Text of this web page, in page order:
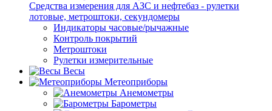
Средства измерения для АЗС и нефтебаз - рулетки
лотовые, метроштоки, секундомеры
Индикаторы часовые/рычажные
Контроль покрытий
Метроштоки
Рулетки измерительные
Весы
Метеоприборы
Анемометры
Барометры